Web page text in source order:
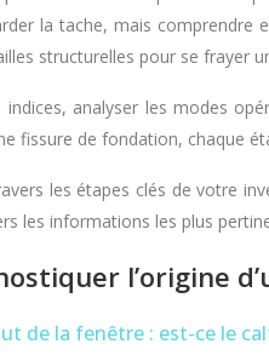
la tache, mais comprendre
structurelles pour se frayer
analyser les modes
fissure de fondation, chaque
les étapes clés de votre
les informations les plus
l’origine
de la fenêtre : est-ce le